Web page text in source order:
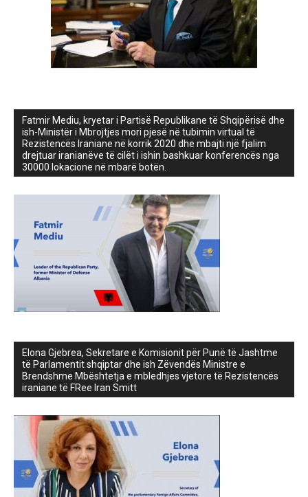
Fatmir Mediu, kryetar i Partisë Republikane të Shqipërisë dhe
ish-Ministër i Mbrojtjes mori pjesë në tubimin virtual të
Rezistencës Iraniane në korrik 2020 dhe mbajti një fjalim
drejtuar iranianëve të cilët i ishin bashkuar konferencës nga
30000 lokacione në mbarë botën.
Elona Gjebrea, Sekretare e Komisionit për Punë të Jashtme
të Parlamentit shqiptar dhe ish Zëvendës Ministre e
Brendshme Mbështetja e mbledhjes vjetore të Rezistencës
iraniane të FRee Iran Smitt